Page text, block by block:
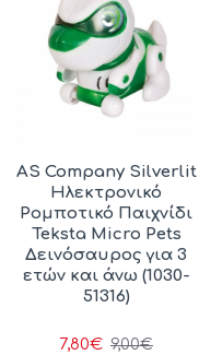
AS Company Silverlit
Ηλεκτρονικό
Ρομποτικό Παιχνίδι
Teksta Micro Pets
Δεινόσαυρος για 3
ετών και άνω (1030-
51316)
7,80€ 9,00€